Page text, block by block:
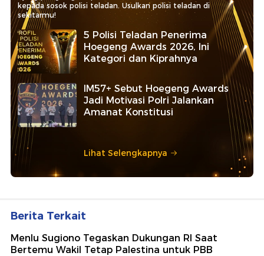
kepada sosok polisi teladan. Usulkan polisi teladan di
sekitarmu!
5 Polisi Teladan Penerima
Hoegeng Awards 2026, Ini
Kategori dan Kiprahnya
IM57+ Sebut Hoegeng Awards
Jadi Motivasi Polri Jalankan
Amanat Konstitusi
Lihat Selengkapnya
Berita Terkait
Menlu Sugiono Tegaskan Dukungan RI Saat
Bertemu Wakil Tetap Palestina untuk PBB